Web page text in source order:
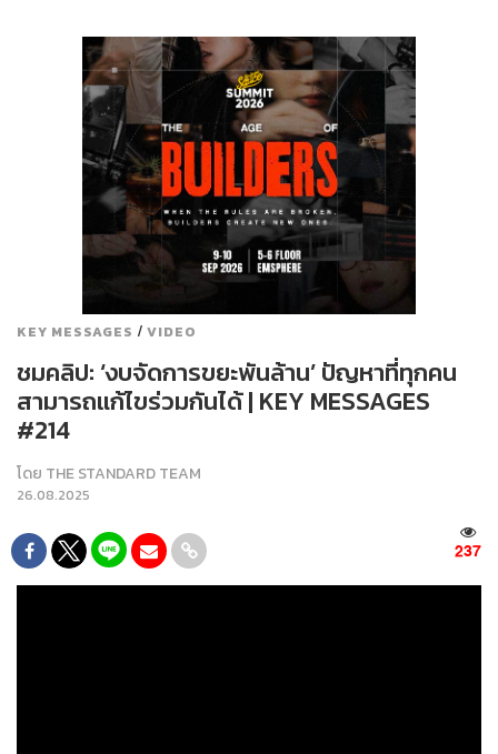
KEY MESSAGES / VIDEO
ชมคลิป: ‘งบจัดการขยะพันล้าน’ ปัญหาที่ทุกคน
สามารถแก้ไขร่วมกันได้ | KEY MESSAGES
#214
โดย THE STANDARD TEAM
26.08.2025
237